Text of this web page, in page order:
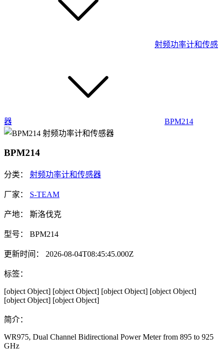
射频功率计和传感
器 BPM214
BPM214
分类： 射频功率计和传感器
厂家： S-TEAM
产地： 斯洛伐克
型号： BPM214
更新时间： 2026-08-04T08:45:45.000Z
标签：
[object Object] [object Object] [object Object] [object Object]
[object Object] [object Object]
简介：
WR975, Dual Channel Bidirectional Power Meter from 895 to 925
GHz